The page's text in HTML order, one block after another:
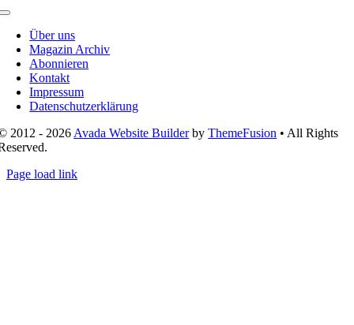
Toggle
NavigationÜber uns
Magazin Archiv
Abonnieren
Kontakt
Impressum
Datenschutzerklärung
2012 - 2026 Avada Website BuilderbyThemeFusion • All Rights
Page load link